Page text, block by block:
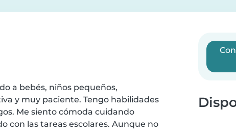
a bebés, niños pequeños,
y muy paciente. Tengo habilidades
Me siento cómoda cuidando
con las tareas escolares. Aunque no